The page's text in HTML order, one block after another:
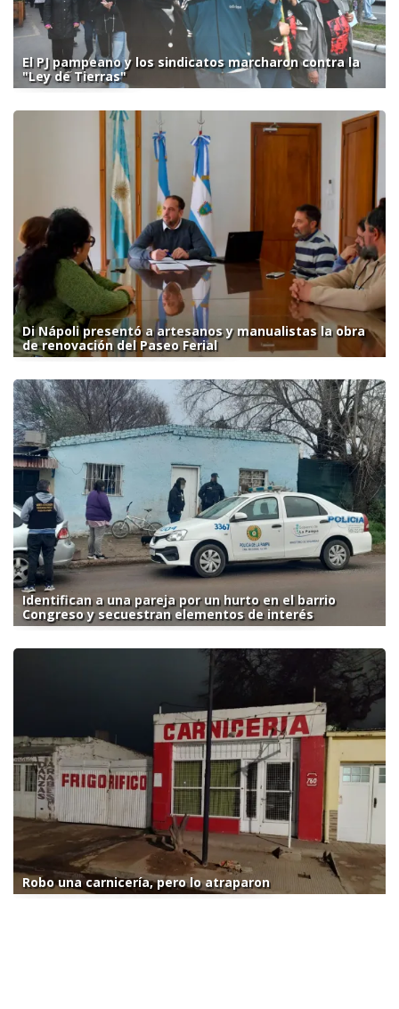
El PJ pampeano y los sindicatos marcharon contra la
"Ley de Tierras"
Di Nápoli presentó a artesanos y manualistas la obra
de renovación del Paseo Ferial
Identifican a una pareja por un hurto en el barrio
Congreso y secuestran elementos de interés
Robo una carnicería, pero lo atraparon